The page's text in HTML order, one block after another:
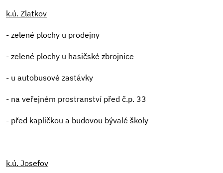
k.ú. Zlatkov
- zelené plochy u prodejny
- zelené plochy u hasičské zbrojnice
- u autobusové zastávky
- na veřejném prostranství před č.p. 33
- před kapličkou a budovou bývalé školy
k.ú. Josefov